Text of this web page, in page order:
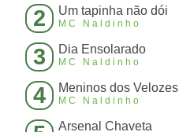
2 Um tapinha não dói
MC Naldinho
3 Dia Ensolarado
MC Naldinho
4 Meninos dos Velozes
MC Naldinho
Arsenal Chaveta